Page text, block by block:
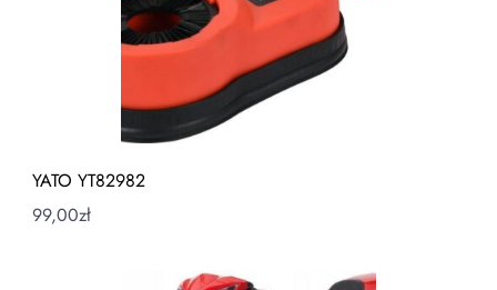
YATO YT82982
99,00zł